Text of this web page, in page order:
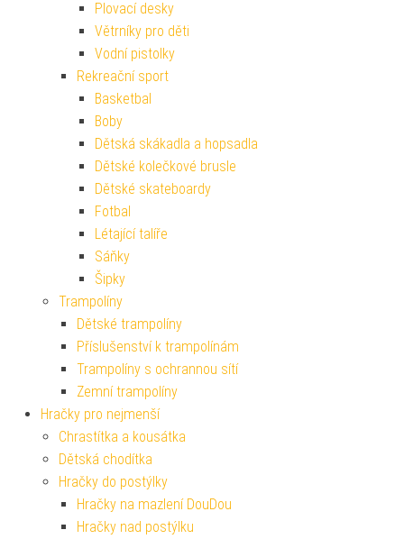
Plovací desky
Větrníky pro děti
Vodní pistolky
Rekreační sport
Basketbal
Boby
Dětská skákadla a hopsadla
Dětské kolečkové brusle
Dětské skateboardy
Fotbal
Létající talíře
Sáňky
Šipky
Trampolíny
Dětské trampolíny
Příslušenství k trampolínám
Trampolíny s ochrannou sítí
Zemní trampolíny
Hračky pro nejmenší
Chrastítka a kousátka
Dětská chodítka
Hračky do postýlky
Hračky na mazlení DouDou
Hračky nad postýlku